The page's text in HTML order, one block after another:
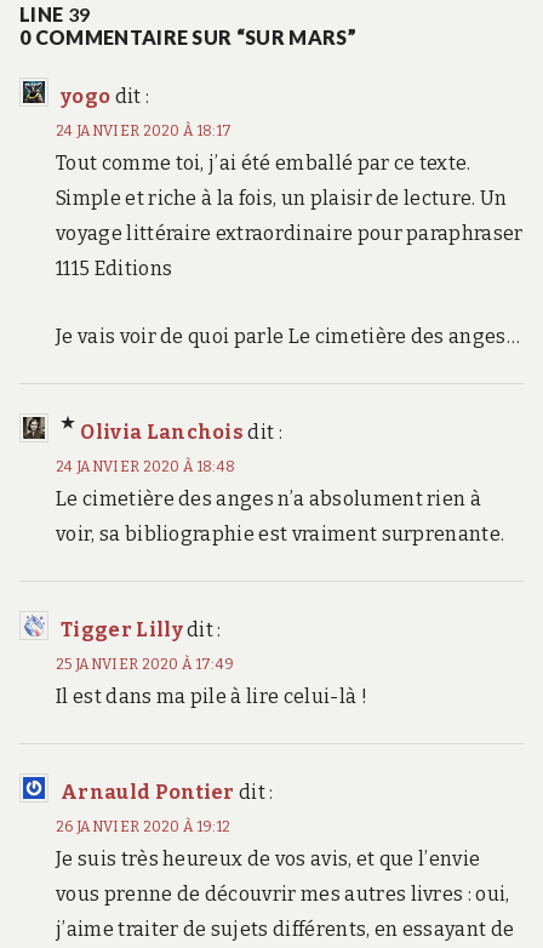
LINE 39
0 COMMENTAIRE SUR “SUR MARS”
yogo dit :
24 JANVIER 2020 À 18:17
Tout comme toi, j’ai été emballé par ce texte.
Simple et riche à la fois, un plaisir de lecture. Un
voyage littéraire extraordinaire pour paraphraser
1115 Editions
Je vais voir de quoi parle Le cimetière des anges…
Olivia Lanchois dit :
24 JANVIER 2020 À 18:48
Le cimetière des anges n’a absolument rien à
voir, sa bibliographie est vraiment surprenante.
Tigger Lillydit :
25 JANVIER 2020 À 17:49
Il est dans ma pile à lire celui-là !
Arnauld Pontier dit :
26 JANVIER 2020 À 19:12
Je suis très heureux de vos avis, et que l’envie
vous prenne de découvrir mes autres livres : oui,
j’aime traiter de sujets différents, en essayant de